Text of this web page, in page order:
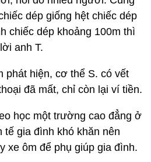
dép giống hệt chiếc dép
chiếc dép khoảng 100m thì
anh T.
phát hiện, cơ thể S. có vết
đã mất, chỉ còn lại ví tiền.
học một trường cao đẳng ở
gia đình khó khăn nên
xe ôm để phụ giúp gia đình.